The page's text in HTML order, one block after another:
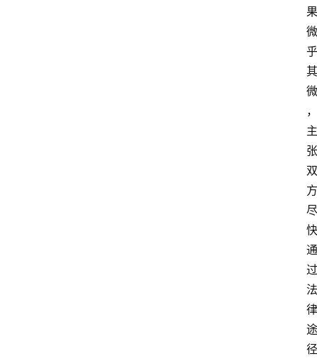
果
微
乎
其
微
，
主
张
双
方
尽
快
通
过
法
律
途
径